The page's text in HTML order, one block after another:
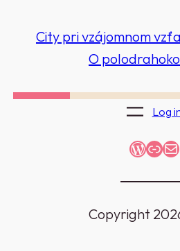
City pri vzájomnom
O
Log
Link
Copyright